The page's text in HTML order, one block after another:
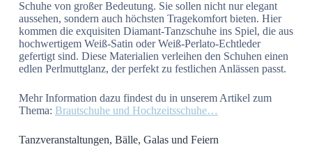
Schuhe von großer Bedeutung. Sie sollen nicht nur elegant
aussehen, sondern auch höchsten Tragekomfort bieten. Hier
kommen die exquisiten Diamant-Tanzschuhe ins Spiel, die aus
hochwertigem Weiß-Satin oder Weiß-Perlato-Echtleder
gefertigt sind. Diese Materialien verleihen den Schuhen einen
edlen Perlmuttglanz, der perfekt zu festlichen Anlässen passt.
Mehr Information dazu findest du in unserem Artikel zum
Thema: Brautschuhe und Hochzeitsschuhe…
Tanzveranstaltungen, Bälle, Galas und Feiern